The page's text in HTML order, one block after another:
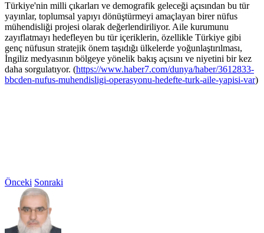
Türkiye'nin milli çıkarları ve demografik geleceği açısından bu tür
yayınlar, toplumsal yapıyı dönüştürmeyi amaçlayan birer nüfus
mühendisliği projesi olarak değerlendiriliyor. Aile kurumunu
zayıflatmayı hedefleyen bu tür içeriklerin, özellikle Türkiye gibi
genç nüfusun stratejik önem taşıdığı ülkelerde yoğunlaştırılması,
İngiliz medyasının bölgeye yönelik bakış açısını ve niyetini bir kez
daha sorgulatıyor. (https://www.haber7.com/dunya/haber/3612833-
bbcden-nufus-muhendisligi-operasyonu-hedefte-turk-aile-yapisi-var)
Önceki Sonraki